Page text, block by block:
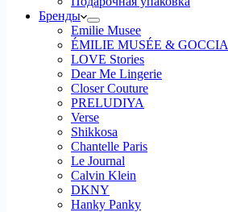
Бренды
Emilie Musee
ÉMILIE MUSÉE & GOCCIA
LOVE Stories
Dear Me Lingerie
Closer Couture
PRELUDIYA
Verse
Shikkosa
Chantelle Paris
Le Journal
Calvin Klein
DKNY
Hanky Panky